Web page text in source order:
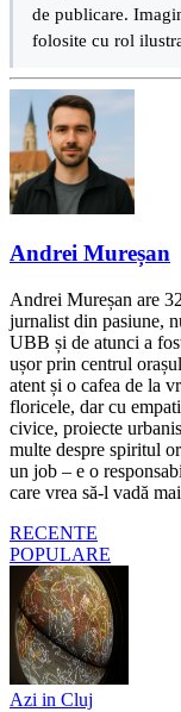
de publicare.
folosite cu rol
Andrei Mureșan
Andrei Mureșan are
jurnalist din pasiune,
UBB și de atunci a
ușor prin centrul
atent și o cafea de la
floricele, dar cu
civice, proiecte
multe despre spiritul
un job – e o
care vrea să-l vadă
RECENTE
POPULARE
Azi in Cluj